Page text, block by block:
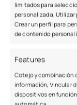
limitados para
personalizada,
Crear un perfil para
de contenido
Features
Cotejo y combinación
información, Vincular
dispositivos en